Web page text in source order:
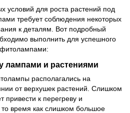
условий для роста растений под
требует соблюдения некоторых
к деталям. Вот подробный
выполнить для успешного
лампами и растениями
располагались на
от верхушек растений. Слишком
привести к перегреву и
время как слишком большое